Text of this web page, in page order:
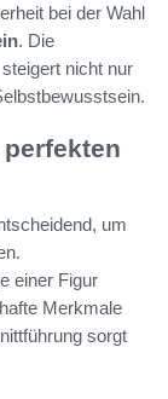
bei der Wahl
. Die
nicht nur
um
einer Figur
Merkmale
sorgt